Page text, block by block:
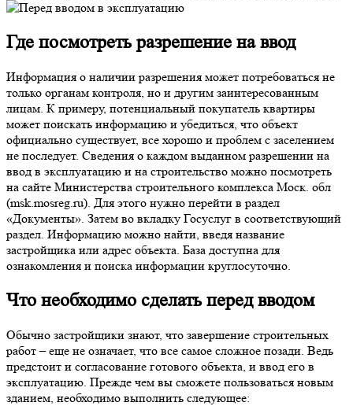
Где посмотреть разрешение на ввод
Информация о наличии разрешения может потребоваться не
только органам контроля, но и другим заинтересованным
лицам. К примеру, потенциальный покупатель квартиры
может поискать информацию и убедиться, что объект
официально существует, все хорошо и проблем с заселением
не последует. Сведения о каждом выданном разрешении на
ввод в эксплуатацию и на строительство можно посмотреть
на сайте Министерства строительного комплекса Моск. обл
(msk.mosreg.ru). Для этого нужно перейти в раздел
«Документы». Затем во вкладку Госуслуг в соответствующий
раздел. Информацию можно найти, введя название
застройщика или адрес объекта. База доступна для
ознакомления и поиска информации круглосуточно.
Что необходимо сделать перед вводом
Обычно застройщики знают, что завершение строительных
работ – еще не означает, что все самое сложное позади. Ведь
предстоит и согласование готового объекта, и ввод его в
эксплуатацию. Прежде чем вы сможете пользоваться новым
зданием, необходимо выполнить следующее: